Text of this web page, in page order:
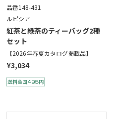
品番148-431
ルピシア
紅茶と緑茶のティーバッグ2種
セット
【2026年春夏カタログ掲載品】
¥3,034